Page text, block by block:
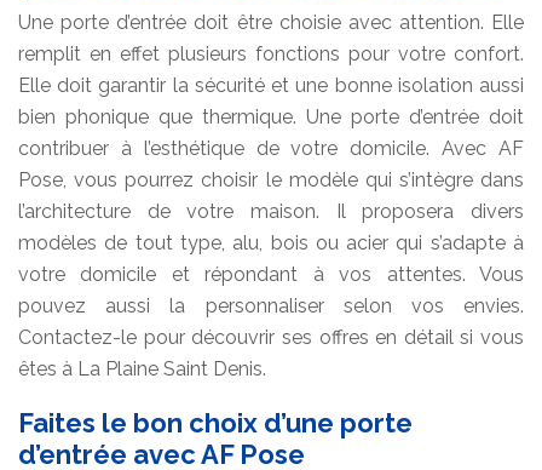
Une porte d’entrée doit être choisie avec attention. Elle
remplit en effet plusieurs fonctions pour votre confort.
Elle doit garantir la sécurité et une bonne isolation aussi
bien phonique que thermique. Une porte d’entrée doit
contribuer à l’esthétique de votre domicile. Avec AF
Pose, vous pourrez choisir le modèle qui s’intègre dans
l’architecture de votre maison. Il proposera divers
modèles de tout type, alu, bois ou acier qui s’adapte à
votre domicile et répondant à vos attentes. Vous
pouvez aussi la personnaliser selon vos envies.
Contactez-le pour découvrir ses offres en détail si vous
êtes à La Plaine Saint Denis.
Faites le bon choix d’une porte
d’entrée avec AF Pose